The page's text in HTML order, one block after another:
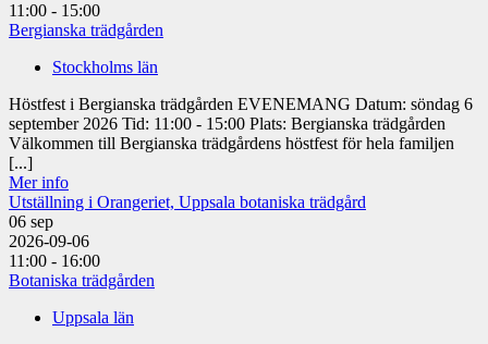
11:00 - 15:00
Bergianska trädgården
Stockholms län
Höstfest i Bergianska trädgården EVENEMANG Datum: söndag 6
september 2026 Tid: 11:00 - 15:00 Plats: Bergianska trädgården
Välkommen till Bergianska trädgårdens höstfest för hela familjen
[...]
Mer info
Utställning i Orangeriet, Uppsala botaniska trädgård
06 sep
2026-09-06
11:00 - 16:00
Botaniska trädgården
Uppsala län